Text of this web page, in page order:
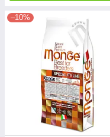
–10%